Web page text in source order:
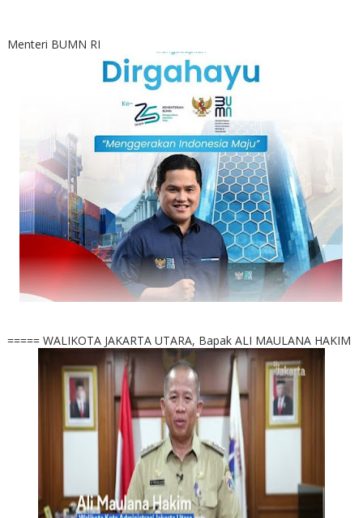
Menteri BUMN RI
===== WALIKOTA JAKARTA UTARA, Bapak ALI MAULANA HAKIM